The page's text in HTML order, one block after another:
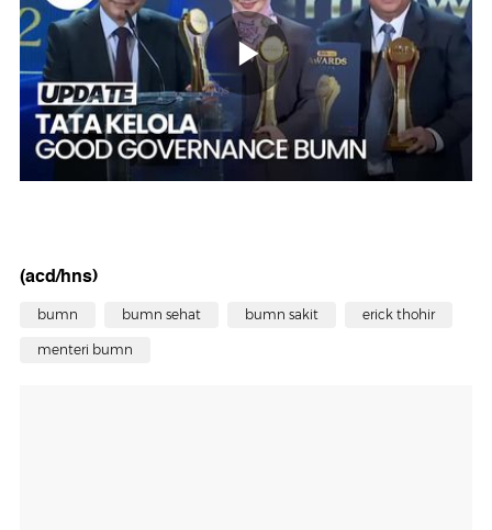
(acd/hns)
bumn bumn sehat bumn sakit erick thohir
menteri bumn